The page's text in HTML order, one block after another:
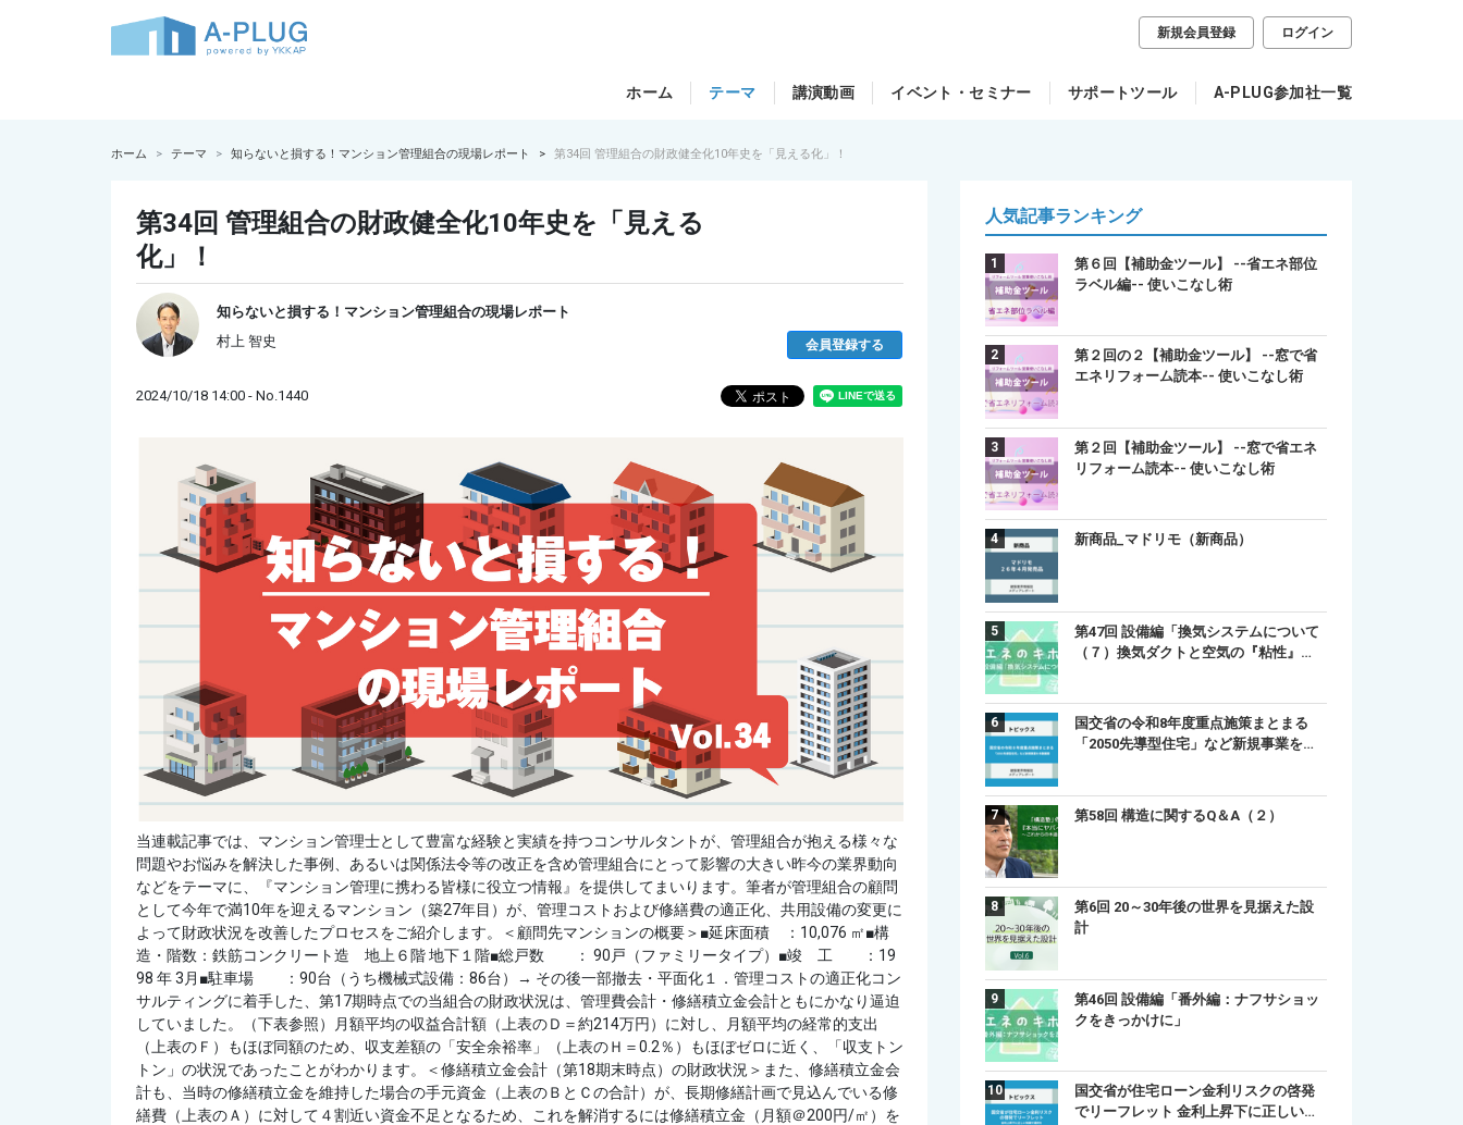
新規会員登録 ログイン
ホーム テーマ 講演動画 イベント・セミナー サポートツール A-PLUG参加社一覧
ホーム テーマ 知らないと損する！マンション管理組合の現場レポート 第34回 管理組合の財政健全化10年史を「見える化」！
第34回 管理組合の財政健全化10年史を「見える
化」！
知らないと損する！マンション管理組合の現場レポート
村上 智史
会員登録する
2024/10/18 14:00 - No.1440
当連載記事では、マンション管理士として豊富な経験と実績を持つコンサルタントが、管理組合が抱える様々な
問題やお悩みを解決した事例、あるいは関係法令等の改正を含め管理組合にとって影響の大きい昨今の業界動向
などをテーマに、『マンション管理に携わる皆様に役立つ情報』を提供してまいります。筆者が管理組合の顧問
として今年で満10年を迎えるマンション（築27年目）が、管理コストおよび修繕費の適正化、共用設備の変更に
よって財政状況を改善したプロセスをご紹介します。＜顧問先マンションの概要＞■延床面積 ：10,076 ㎡■構
造・階数：鉄筋コンクリート造 地上６階 地下１階■総戸数 ： 90戸（ファミリータイプ）■竣 工 ：19
98 年 3月■駐車場 ：90台（うち機械式設備：86台）→ その後一部撤去・平面化１．管理コストの適正化コン
サルティングに着手した、第17期時点での当組合の財政状況は、管理費会計・修繕積立金会計ともにかなり逼迫
していました。（下表参照）月額平均の収益合計額（上表のＤ＝約214万円）に対し、月額平均の経常的支出
（上表のＦ）もほぼ同額のため、収支差額の「安全余裕率」（上表のＨ＝0.2％）もほぼゼロに近く、「収支トン
トン」の状況であったことがわかります。＜修繕積立金会計（第18期末時点）の財政状況＞また、修繕積立金会
計も、当時の修繕積立金を維持した場合の手元資金（上表のＢとＣの合計）が、長期修繕計画で見込んでいる修
繕費（上表のＡ）に対して４割近い資金不足となるため、これを解消するには修繕積立金（月額＠200円/㎡）を
人気記事ランキング
第６回【補助金ツール】 --省エネ部位
ラベル編-- 使いこなし術
第２回の２【補助金ツール】 --窓で省
エネリフォーム読本-- 使いこなし術
第２回【補助金ツール】 --窓で省エネ
リフォーム読本-- 使いこなし術
新商品_マドリモ（新商品）
第47回 設備編「換気システムについて
（７）換気ダクトと空気の『粘性』…
国交省の令和8年度重点施策まとまる
「2050先導型住宅」など新規事業を…
第58回 構造に関するQ＆A（２）
第6回 20～30年後の世界を見据えた設
計
第46回 設備編「番外編：ナフサショッ
クをきっかけに」
国交省が住宅ローン金利リスクの啓発
でリーフレット 金利上昇下に正しい…